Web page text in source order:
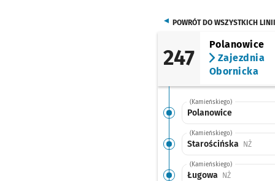
POWRÓT DO WSZYSTKICH LINII
247
Polanowice
Zajezdnia
Obornicka
(Kamieńskiego)
Polanowice
(Kamieńskiego)
Starościńska NŻ
(Kamieńskiego)
Ługowa NŻPrzystanek